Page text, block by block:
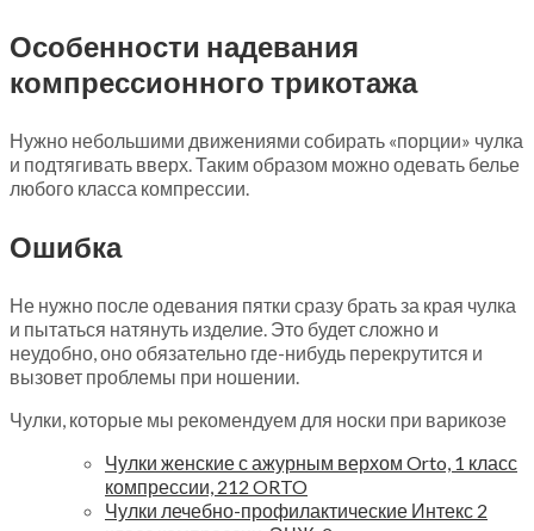
Особенности надевания
компрессионного трикотажа
Нужно небольшими движениями собирать «порции» чулка
и подтягивать вверх. Таким образом можно одевать белье
любого класса компрессии.
Ошибка
Не нужно после одевания пятки сразу брать за края чулка
и пытаться натянуть изделие. Это будет сложно и
неудобно, оно обязательно где-нибудь перекрутится и
вызовет проблемы при ношении.
Чулки, которые мы рекомендуем для носки при варикозе
Чулки женские с ажурным верхом Orto, 1 класс
компрессии, 212 ORTO
Чулки лечебно-профилактические Интекс 2